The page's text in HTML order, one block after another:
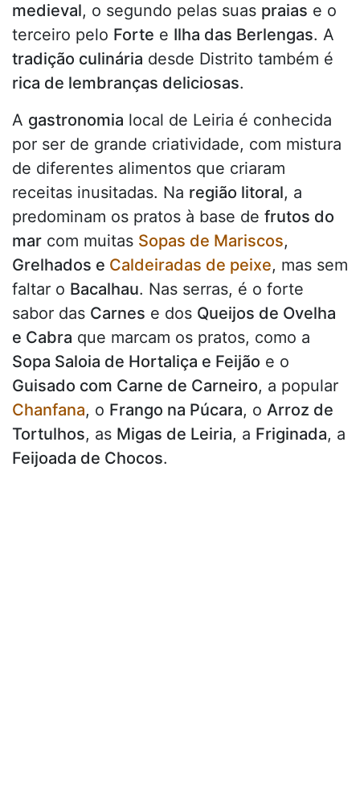
medieval, o segundo pelas suas praias e o
terceiro pelo Forte e Ilha das Berlengas. A
tradição culinária desde Distrito também é
rica de lembranças deliciosas.
A gastronomia local de Leiria é conhecida
por ser de grande criatividade, com mistura
de diferentes alimentos que criaram
receitas inusitadas. Na região litoral, a
predominam os pratos à base de frutos do
mar com muitas Sopas de Mariscos,
Grelhados e Caldeiradas de peixe, mas sem
faltar o Bacalhau. Nas serras, é o forte
sabor das Carnes e dos Queijos de Ovelha
e Cabra que marcam os pratos, como a
Sopa Saloia de Hortaliça e Feijão e o
Guisado com Carne de Carneiro, a popular
Chanfana, o Frango na Púcara, o Arroz de
Tortulhos, as Migas de Leiria, a Friginada, a
Feijoada de Chocos.